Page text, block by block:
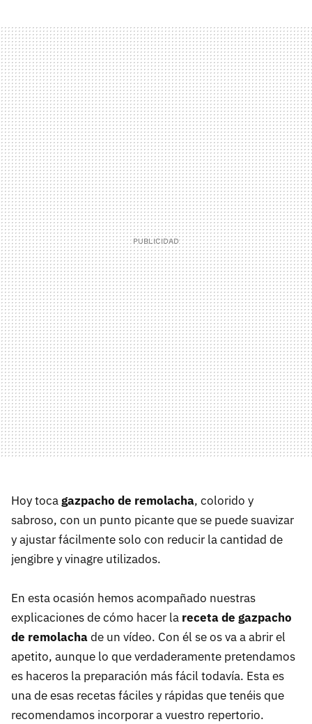
Hoy tocagazpacho de remolacha, colorido y
sabroso, con un punto picante que se puede suavizar
y ajustar fácilmente solo con reducir la cantidad de
jengibre y vinagre utilizados.
En esta ocasión hemos acompañado nuestras
explicaciones de cómo hacer la receta de gazpacho
de remolachade un vídeo. Con él se os va a abrir el
apetito, aunque lo que verdaderamente pretendamos
es haceros la preparación más fácil todavía. Esta es
una de esas recetas fáciles y rápidas que tenéis que
recomendamos incorporar a vuestro repertorio.